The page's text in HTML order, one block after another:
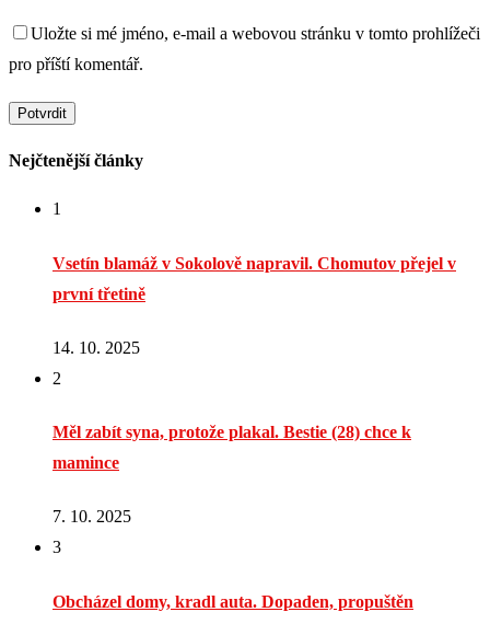
Uložte si mé jméno, e-mail a webovou stránku v tomto prohlížeči
pro příští komentář.
Nejčtenější články
1
Vsetín blamáž v Sokolově napravil. Chomutov přejel v
první třetině
14. 10. 2025
2
Měl zabít syna, protože plakal. Bestie (28) chce k
mamince
7. 10. 2025
3
Obcházel domy, kradl auta. Dopaden, propuštěn